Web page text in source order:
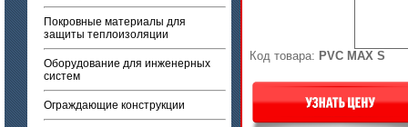
Покровные материалы для
защиты теплоизоляции
Оборудование для инженерных
систем
Ограждающие конструкции
Код товара: PVC MAX S